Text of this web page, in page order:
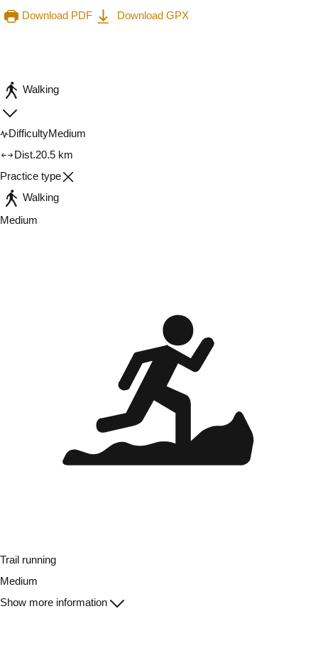
Download PDF Download GPX
Walking
DifficultyMedium
Dist.20.5 km
Practice type
Walking
Medium
Trail running
Medium
Show more information